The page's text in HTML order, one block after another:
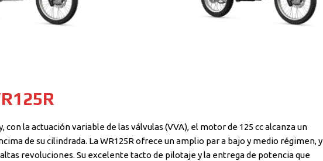
con la actuación variable de las válvulas (VVA), el motor de 125 cc alcanza un
de su cilindrada. La WR125R ofrece un amplio par a bajo y medio régimen, y
revoluciones. Su excelente tacto de pilotaje y la entrega de potencia que